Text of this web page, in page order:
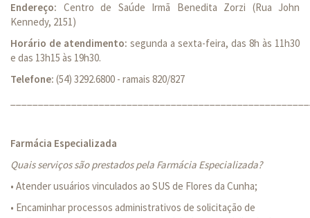
Endereço: Centro de Saúde Irmã Benedita Zorzi (Rua John
Kennedy, 2151)
Horário de atendimento: segunda a sexta-feira, das 8h às 11h30
e das 13h15 às 19h30.
Telefone: (54) 3292.6800 - ramais 820/827
Farmácia Especializada
Quais serviços são prestados pela Farmácia Especializada?
• Atender usuários vinculados ao SUS de Flores da Cunha;
• Encaminhar processos administrativos de solicitação de